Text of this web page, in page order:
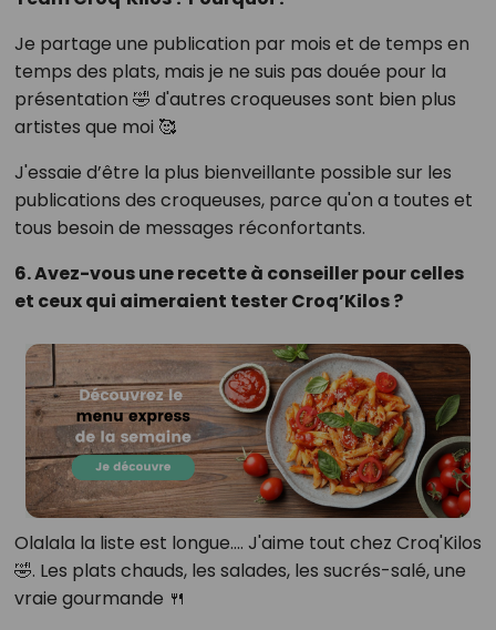
Je partage une publication par mois et de temps en
temps des plats, mais je ne suis pas douée pour la
présentation 🤣 d'autres croqueuses sont bien plus
artistes que moi 🥰
J'essaie d’être la plus bienveillante possible sur les
publications des croqueuses, parce qu'on a toutes et
tous besoin de messages réconfortants.
6. Avez-vous une recette à conseiller pour celles
et ceux qui aimeraient tester Croq’Kilos ?
Olalala la liste est longue…. J'aime tout chez Croq'Kilos
🤣. Les plats chauds, les salades, les sucrés-salé, une
vraie gourmande 🍴